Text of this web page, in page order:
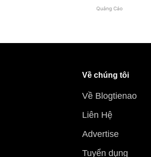
Quảng Cáo
Về chúng tôi
Về Blogtienao
Liên Hệ
Advertise
Tuyển dụng